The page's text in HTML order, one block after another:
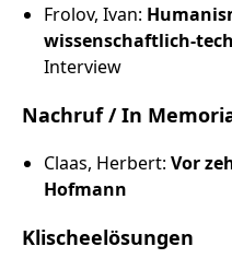
Frolov, Ivan:
wissenschaftlich-
Interview
Nachruf / In
Claas, Herbert: Vor
Hofmann
Klischeelösungen